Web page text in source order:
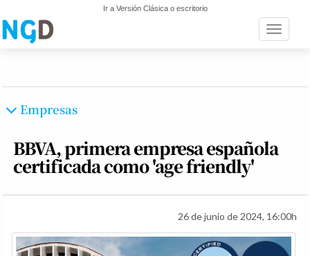
Ir a Versión Clásica o escritorio
Toggle
Empresas
BBVA, primera empresa española
certificada como 'age friendly'
26 de junio de 2024, 16:00h